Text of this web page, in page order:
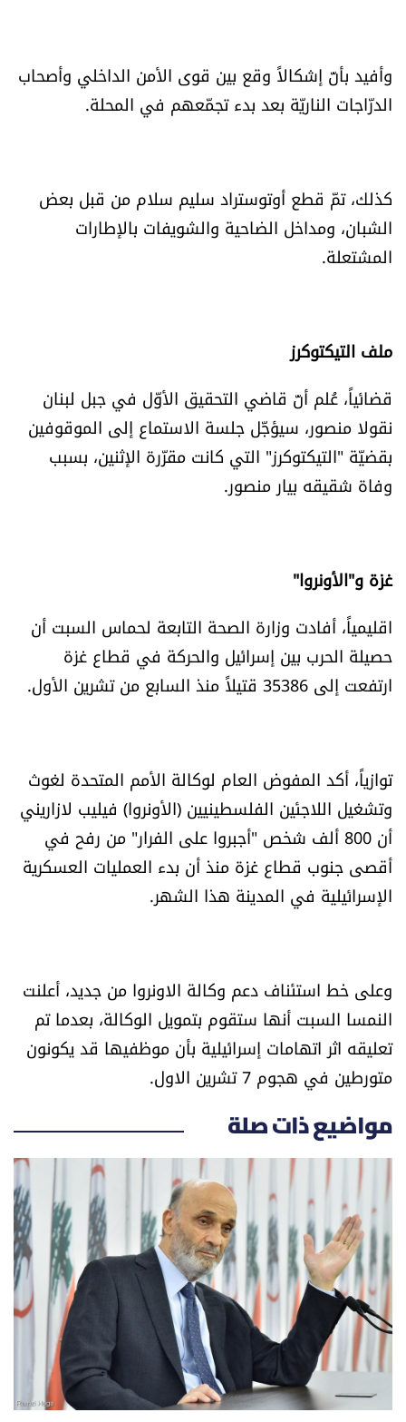
وأفيد بأنّ إشكالاً وقع بين قوى الأمن الداخلي وأصحاب
الدرّاجات الناريّة بعد بدء تجمّعهم في المحلة.
كذلك، تمّ قطع أوتوستراد سليم سلام من قبل بعض
الشبان، ومداخل الضاحية والشويفات بالإطارات
المشتعلة.
ملف التيكتوكرز
قضائياً، عُلم أنّ قاضي التحقيق الأوّل في جبل لبنان
‎نقولا منصور، سيؤجّل جلسة الاستماع إلى الموقوفين
بقضيّة "التيكتوكرز" التي كانت مقرّرة الإثنين، بسبب
وفاة شقيقه بيار منصور.
غزة و"الأونروا"
اقليمياً، أفادت وزارة الصحة التابعة لحماس السبت أن
حصيلة الحرب بين إسرائيل والحركة في قطاع غزة
ارتفعت إلى 35386 قتيلاً منذ السابع من تشرين الأول.
توازياً، أكد المفوض العام لوكالة الأمم المتحدة لغوث
وتشغيل اللاجئين الفلسطينيين (الأونروا) فيليب لازاريني
أن 800 ألف شخص "أجبروا على الفرار" من رفح في
أقصى جنوب قطاع غزة منذ أن بدء العمليات العسكرية
الإسرائيلية في المدينة هذا الشهر.
وعلى خط استئناف دعم وكالة الاونروا من جديد، أعلنت
النمسا السبت أنها ستقوم بتمويل الوكالة، بعدما تم
تعليقه اثر اتهامات إسرائيلية بأن موظفيها قد يكونون
متورطين في هجوم 7 تشرين الاول.
مواضيع ذات صلة